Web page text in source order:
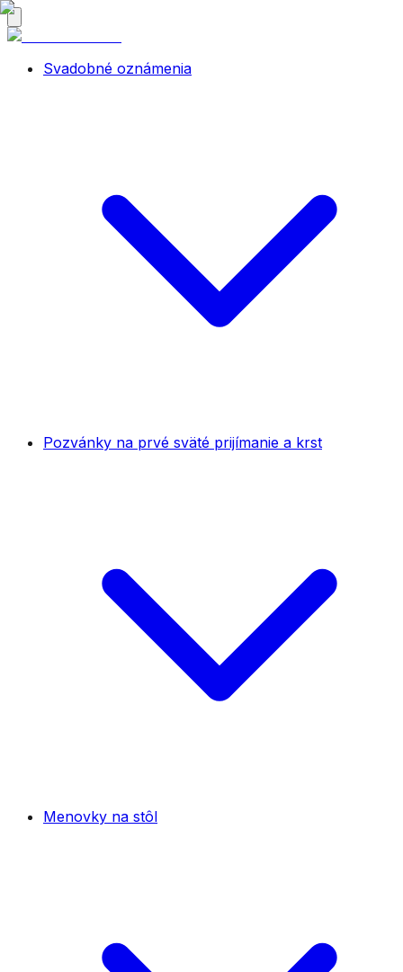
Svadobné oznámenia
Pozvánky na prvé sväté prijímanie a krst
Menovky na stôl